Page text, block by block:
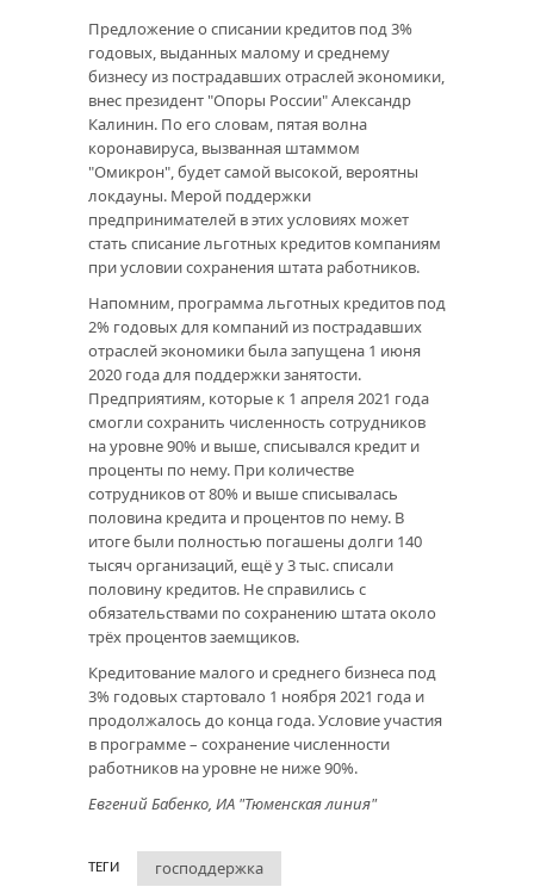
Предложение о списании кредитов под 3%
годовых, выданных малому и среднему
бизнесу из пострадавших отраслей экономики,
внес президент "Опоры России" Александр
Калинин. По его словам, пятая волна
коронавируса, вызванная штаммом
"Омикрон", будет самой высокой, вероятны
локдауны. Мерой поддержки
предпринимателей в этих условиях может
стать списание льготных кредитов компаниям
при условии сохранения штата работников.
Напомним, программа льготных кредитов под
2% годовых для компаний из пострадавших
отраслей экономики была запущена 1 июня
2020 года для поддержки занятости.
Предприятиям, которые к 1 апреля 2021 года
смогли сохранить численность сотрудников
на уровне 90% и выше, списывался кредит и
проценты по нему. При количестве
сотрудников от 80% и выше списывалась
половина кредита и процентов по нему. В
итоге были полностью погашены долги 140
тысяч организаций, ещё у 3 тыс. списали
половину кредитов. Не справились с
обязательствами по сохранению штата около
трёх процентов заемщиков.
Кредитование малого и среднего бизнеса под
3% годовых стартовало 1 ноября 2021 года и
продолжалось до конца года. Условие участия
в программе – сохранение численности
работников на уровне не ниже 90%.
Евгений Бабенко, ИА "Тюменская линия"
ТЕГИ господдержка